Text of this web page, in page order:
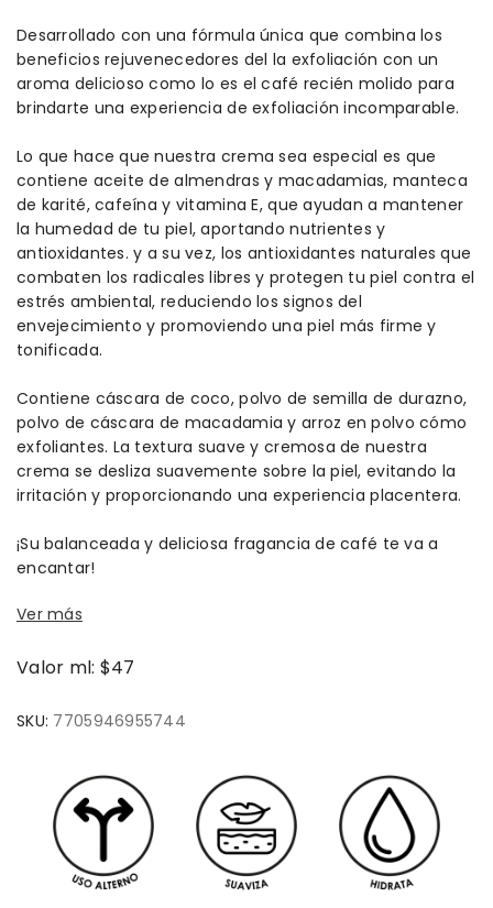
Desarrollado con una fórmula única que combina los
beneficios rejuvenecedores del la exfoliación con un
aroma delicioso como lo es el café recién molido para
brindarte una experiencia de exfoliación incomparable.
Lo que hace que nuestra crema sea especial es que
contiene aceite de almendras y macadamias, manteca
de karité, cafeína y vitamina E, que ayudan a mantener
la humedad de tu piel, aportando nutrientes y
antioxidantes. y a su vez, los antioxidantes naturales que
combaten los radicales libres y protegen tu piel contra el
estrés ambiental, reduciendo los signos del
envejecimiento y promoviendo una piel más firme y
tonificada.
Contiene cáscara de coco, polvo de semilla de durazno,
polvo de cáscara de macadamia y arroz en polvo cómo
exfoliantes. La textura suave y cremosa de nuestra
crema se desliza suavemente sobre la piel, evitando la
irritación y proporcionando una experiencia placentera.
¡Su balanceada y deliciosa fragancia de café te va a
encantar!
Ver más
Valor ml: $47
SKU: 7705946955744